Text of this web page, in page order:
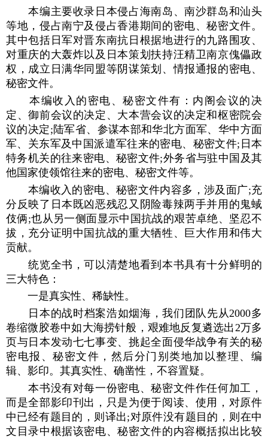
本编主要收录日本侵占海南岛、南沙群岛和汕头
等地，侵占南宁及侵占香港期间的密电、秘密文件。
其中包括日军对晋东南抗日根据地进行的九路围攻、
对重庆的大轰炸以及日本策划扶持汪精卫南京傀儡政
权，成立日满华同盟等阴谋策划、情报通报的密电、
秘密文件。
本编收入的密电、秘密文件有：内阁会议的决
定、御前会议的决定、大本营会议的决定和枢密院会
议的决定;陆军省、参谋本部和华北方面军、华中方面
军、关东军及中国派遣军往来的密电、秘密文件;日本
特务机关的往来密电、秘密文件;外务省与驻中国及其
他国家使领馆往来的密电、秘密文件等。
本编收入的密电、秘密文件内容多，涉及面广;充
分反映了日本既凶恶残忍又阴险毒辣两手并用的鬼蜮
伎俩;也从另一侧面显示中国抗战的艰苦卓绝、坚忍不
拔，充分证明中国抗战的重大牺牲、巨大作用和伟大
贡献。
统览全书，可以清楚地看到本书具有十分鲜明的
三大特色：
一是真实性、稀缺性。
日本的战时档案浩如烟海，我们团队先从2000多
卷缩微胶卷中如大海捞针般，艰难地反复遴选出2万多
页与日本发动七七事变、挑起全面侵华战争有关的秘
密电报、秘密文件，然后分门别类地加以整理、编
辑、影印。其真实性、确凿性，不容置疑。
本书没有对每一份密电、秘密文件作任何加工，
而是全部影印刊出，只是为便于阅读、使用，对原件
中已经有题目的，则译出;对原件没有题目的，则在中
文目录中根据该密电、秘密文件的内容概括拟出比较